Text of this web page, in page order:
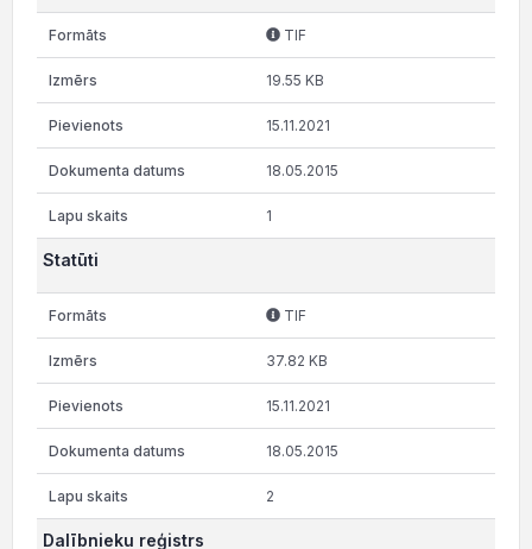
TIF
19.55 KB
15.11.2021
18.05.2015
1
Statūti
TIF
37.82 KB
15.11.2021
18.05.2015
2
Dalībnieku reģistrs